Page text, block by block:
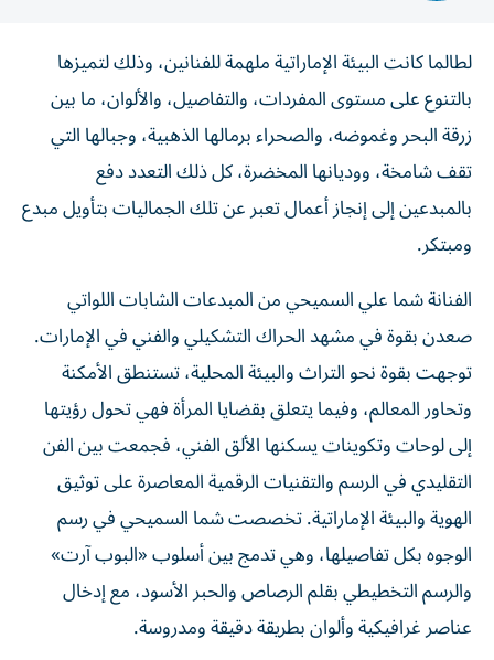
لطالما كانت البيئة الإماراتية ملهمة للفنانين، وذلك لتميزها
بالتنوع على مستوى المفردات، والتفاصيل، والألوان، ما بين
زرقة البحر وغموضه، والصحراء برمالها الذهبية، وجبالها التي
تقف شامخة، ووديانها المخضرة، كل ذلك التعدد دفع
بالمبدعين إلى إنجاز أعمال تعبر عن تلك الجماليات بتأويل مبدع
ومبتكر.
الفنانة شما علي السميحي من المبدعات الشابات اللواتي
صعدن بقوة في مشهد الحراك التشكيلي والفني في الإمارات.
توجهت بقوة نحو التراث والبيئة المحلية، تستنطق الأمكنة
وتحاور المعالم، وفيما يتعلق بقضايا المرأة فهي تحول رؤيتها
إلى لوحات وتكوينات يسكنها الألق الفني، فجمعت بين الفن
التقليدي في الرسم والتقنيات الرقمية المعاصرة على توثيق
الهوية والبيئة الإماراتية. تخصصت شما السميحي في رسم
الوجوه بكل تفاصيلها، وهي تدمج بين أسلوب «البوب آرت»
والرسم التخطيطي بقلم الرصاص والحبر الأسود، مع إدخال
عناصر غرافيكية وألوان بطريقة دقيقة ومدروسة.